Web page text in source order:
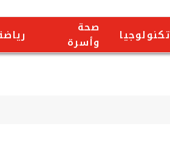
تكنولوجيا
صحة
وأسرة